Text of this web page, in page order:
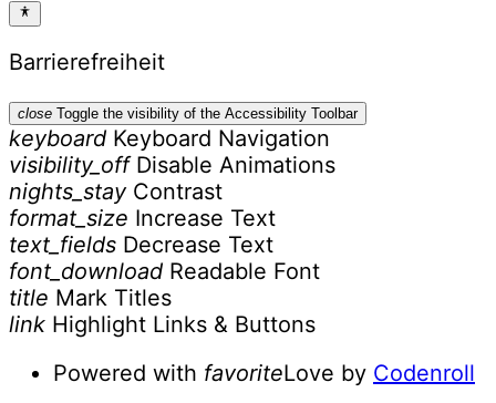
Barrierefreiheit
close Toggle the visibility of the Accessibility Toolbar
keyboard Keyboard Navigation
visibility_off Disable Animations
nights_stay Contrast
format_size Increase Text
text_fields Decrease Text
font_download Readable Font
title Mark Titles
link Highlight Links & Buttons
Powered with favoriteLove by Codenroll